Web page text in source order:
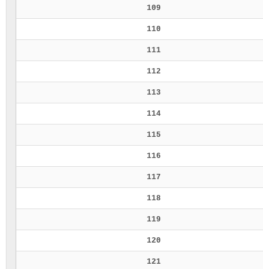
109
110
111
112
113
114
115
116
117
118
119
120
121